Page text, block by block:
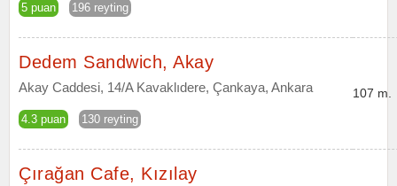
5 puan 196 reyting
Dedem Sandwich, Akay
Akay Caddesi, 14/A Kavaklıdere, Çankaya, Ankara
4.3 puan 130 reyting
107 m.
Çırağan Cafe, Kızılay